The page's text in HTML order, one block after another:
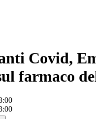
Covid,
farmaco